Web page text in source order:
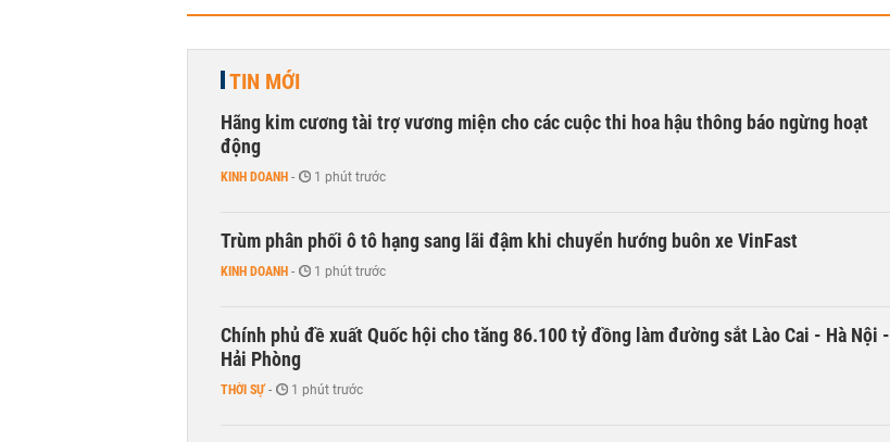
TIN MỚI
Hãng kim cương tài trợ vương miện cho các cuộc thi hoa hậu thông báo ngừng hoạt
động
KINH DOANH - 1 phút trước
Trùm phân phối ô tô hạng sang lãi đậm khi chuyển hướng buôn xe VinFast
KINH DOANH - 1 phút trước
Chính phủ đề xuất Quốc hội cho tăng 86.100 tỷ đồng làm đường sắt Lào Cai - Hà Nội -
Hải Phòng
THỜI SỰ - 1 phút trước